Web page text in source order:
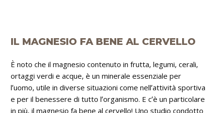
IL MAGNESIO FA BENE AL CERVELLO
È noto che il magnesio contenuto in frutta, legumi, cerali,
ortaggi verdi e acque, è un minerale essenziale per
lʼuomo, utile in diverse situazioni come nellʼattività sportiva
e per il benessere di tutto lʼorganismo. E cʼè un particolare
in più, il magnesio fa bene al cervello! Uno studio condotto